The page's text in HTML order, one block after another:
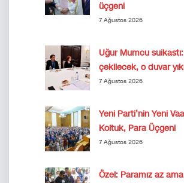
üçgeni
7 Ağustos 2026
Uğur Mumcu
çekilecek, o duvar
7 Ağustos 2026
Yeni Parti’nin Yeni
Koltuk, Para Üçgeni
7 Ağustos 2026
Özel: Paramız az